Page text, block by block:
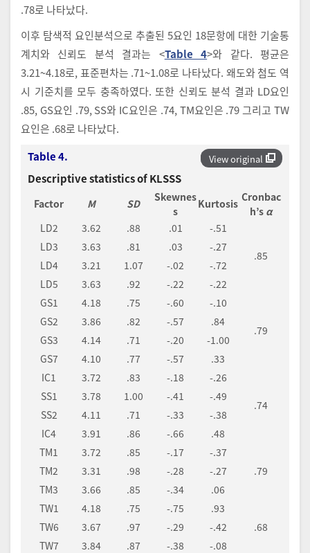
.78로 나타났다.
이후 탐색적 요인분석으로 추출된 5요인 18문항에 대한 기술통
계치와 신뢰도 분석 결과는 <Table 4>와 같다. 평균은
3.21~4.18로, 표준편차는 .71~1.08로 나타났다. 왜도와 첨도 역
시 기준치를 모두 충족하였다. 또한 신뢰도 분석 결과 LD요인
.85, GS요인 .79, SS와 IC요인은 .74, TM요인은 .79 그리고 TW
요인은 .68로 나타났다.
View original
Table 4.
Descriptive statistics of KLSSS
Factor M SD
Skewnes
s
Kurtosis Cronbac
h’s α
LD2
3.62 .88 .01
-.51
.85
LD3 3.63 .81 .03
-.27
LD4
3.21 1.07 -.02
-.72
LD5
3.63 .92 -.22
-.22
GS1
4.18 .75 -.60
-.10
.79
GS2 3.86 .82 -.57
.84
GS3
4.14 .71 -.20
-1.00
GS7
4.10 .77 -.57
.33
IC1
3.72 .83 -.18
-.26
.74
SS1 3.78 1.00 -.41
-.49
SS2
4.11 .71 -.33
-.38
IC4
3.91 .86 -.66
.48
TM1
3.72 .85 -.17
-.37
.79
TM2 3.31 .98 -.28
-.27
TM3
3.66 .85 -.34
.06
TW1
4.18 .75 -.75
.93
.68
TW6 3.67 .97 -.29
-.42
TW7
3.84 .87 -.38 -.08